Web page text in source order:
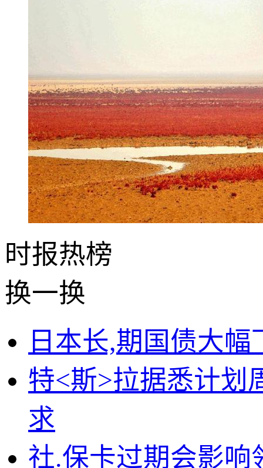
时报热榜
换一换
日本长,期国债大
特<斯>拉据悉计划
求
社.保卡过期会影响